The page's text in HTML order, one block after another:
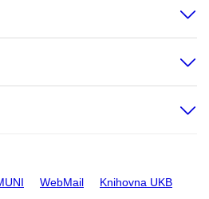
WebMail Knihovna UKB